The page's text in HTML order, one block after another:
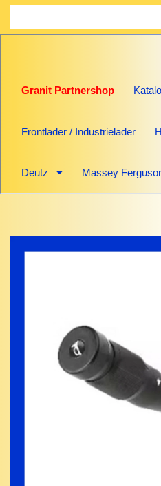
Granit Partnershop
Frontlader / Industrielader
Deutz Massey